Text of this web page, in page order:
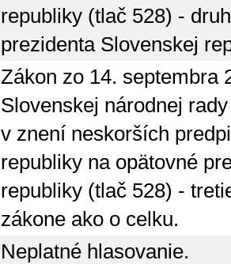
republiky (tlač 528) -
prezidenta Slovenskej
Zákon zo 14. septembra
Slovenskej národnej
v znení neskorších
republiky na opätovné
republiky (tlač 528) -
zákone ako o celku.
Neplatné hlasovanie.